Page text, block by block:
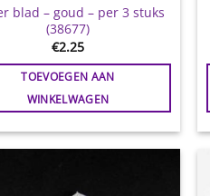
blad – goud – per 3 stuks
(38677)
€2.25
TOEVOEGEN AAN
WINKELWAGEN